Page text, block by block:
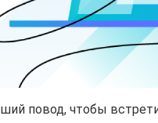
повод, чтобы